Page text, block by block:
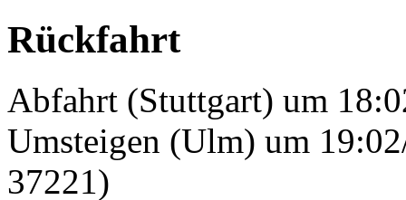
Rückfahrt
Abfahrt (Stuttgart) um
Umsteigen (Ulm) um
37221)